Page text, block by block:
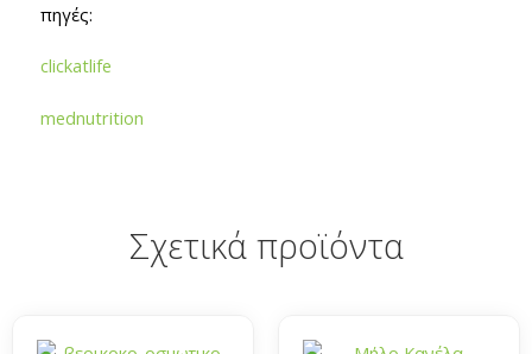
πηγές:
clickatlife
mednutrition
Σχετικά προϊόντα